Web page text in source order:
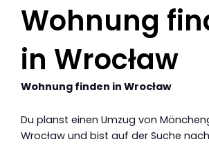
Wohnung
in Wrocław
Wohnung finden in Wrocław
Du planst einen Umzug von
Wrocław und bist auf der Suche